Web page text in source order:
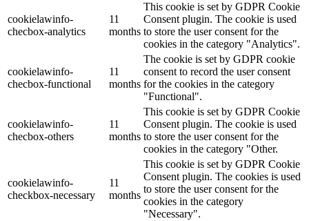
cookielawinfo-
checbox-analytics
11
months
This cookie is set by GDPR Cookie
Consent plugin. The cookie is used
to store the user consent for the
cookies in the category "Analytics".
cookielawinfo-
checbox-functional
11
months
The cookie is set by GDPR cookie
consent to record the user consent
for the cookies in the category
"Functional".
cookielawinfo-
checbox-others
11
months
This cookie is set by GDPR Cookie
Consent plugin. The cookie is used
to store the user consent for the
cookies in the category "Other.
cookielawinfo-
checkbox-necessary
11
months
This cookie is set by GDPR Cookie
Consent plugin. The cookies is used
to store the user consent for the
cookies in the category
"Necessary".